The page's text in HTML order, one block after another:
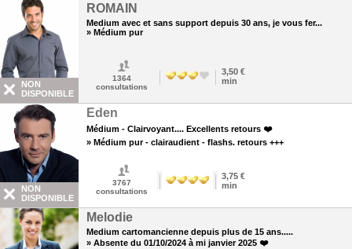
NON
DISPONIBLE
ROMAIN
Medium avec et sans support depuis 30 ans, je vous fer...
» Médium pur
1364
consultations
3,50 €
min
NON
DISPONIBLE
Eden
Médium - Clairvoyant.... Excellents retours ❤️
» Médium pur - clairaudient - flashs. retours +++
3767
consultations
3,75 €
min
Melodie
Medium cartomancienne depuis plus de 15 ans.....
» Absente du 01/10/2024 à mi janvier 2025 ❤️